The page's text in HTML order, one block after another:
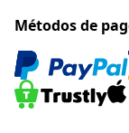
Métodos de